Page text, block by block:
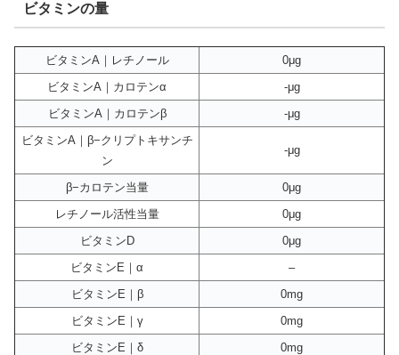
ビタミンの量
ビタミンA｜レチノール
0μg
ビタミンA｜カロテンα
-μg
ビタミンA｜カロテンβ
-μg
ビタミンA｜β−クリプトキサンチ
ン
-μg
β−カロテン当量
0μg
レチノール活性当量
0μg
ビタミンD
0μg
ビタミンE｜α
–
ビタミンE｜β
0mg
ビタミンE｜γ
0mg
ビタミンE｜δ
0mg